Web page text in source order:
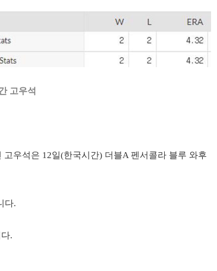
고우석
우석은 12일(한국시간) 더블A 펜서콜라 블루 와후
다.
.